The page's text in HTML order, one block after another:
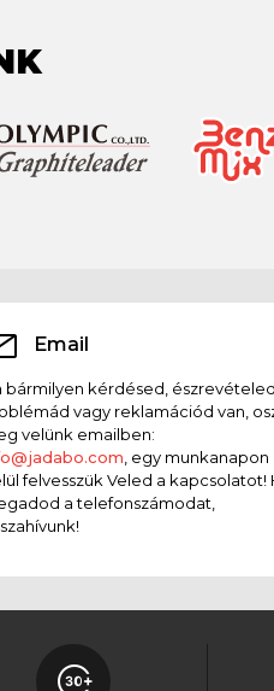
Email
bármilyen kérdésed, észrevételed,
vagy reklamációd van,
velünk emailben:
, egy munkanapon
felvesszük Veled a kapcsolatot!
a telefonszámodat,